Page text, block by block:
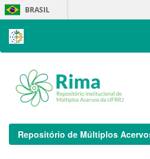
Skip
navigation
BRASIL
Repositório de Múltiplos